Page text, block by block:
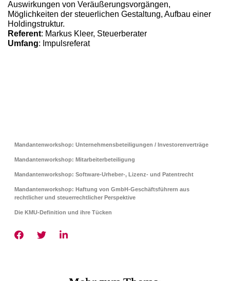
Auswirkungen von Veräußerungsvorgängen,
Möglichkeiten der steuerlichen Gestaltung, Aufbau einer
Holdingstruktur.
Referent: Markus Kleer, Steuerberater
Umfang: Impulsreferat
Mandantenworkshop: Unternehmensbeteiligungen / Investorenverträge
Mandantenworkshop: Mitarbeiterbeteiligung
Mandantenworkshop: Software-Urheber-, Lizenz- und Patentrecht
Mandantenworkshop: Haftung von GmbH-Geschäftsführern aus
rechtlicher und steuerrechtlicher Perspektive
Die KMU-Definition und ihre Tücken